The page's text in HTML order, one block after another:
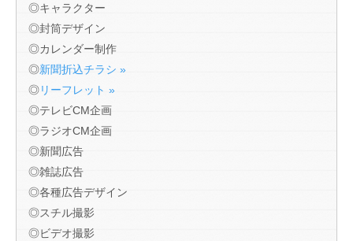
◎キャラクター
◎封筒デザイン
◎カレンダー制作
◎新聞折込チラシ »
◎リーフレット »
◎テレビCM企画
◎ラジオCM企画
◎新聞広告
◎雑誌広告
◎各種広告デザイン
◎スチル撮影
◎ビデオ撮影